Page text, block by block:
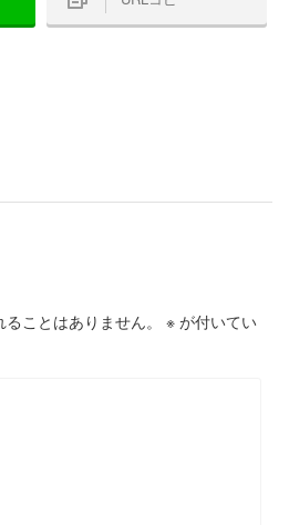
ことはありません。 ※ が付いてい